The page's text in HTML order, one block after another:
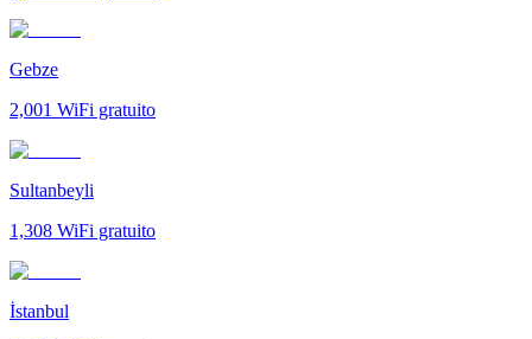
Gebze
2,001 WiFi gratuito
Sultanbeyli
1,308 WiFi gratuito
İstanbul